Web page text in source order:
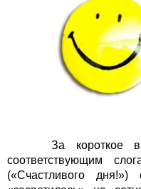
За короткое
соответствующим
(«Счастливого